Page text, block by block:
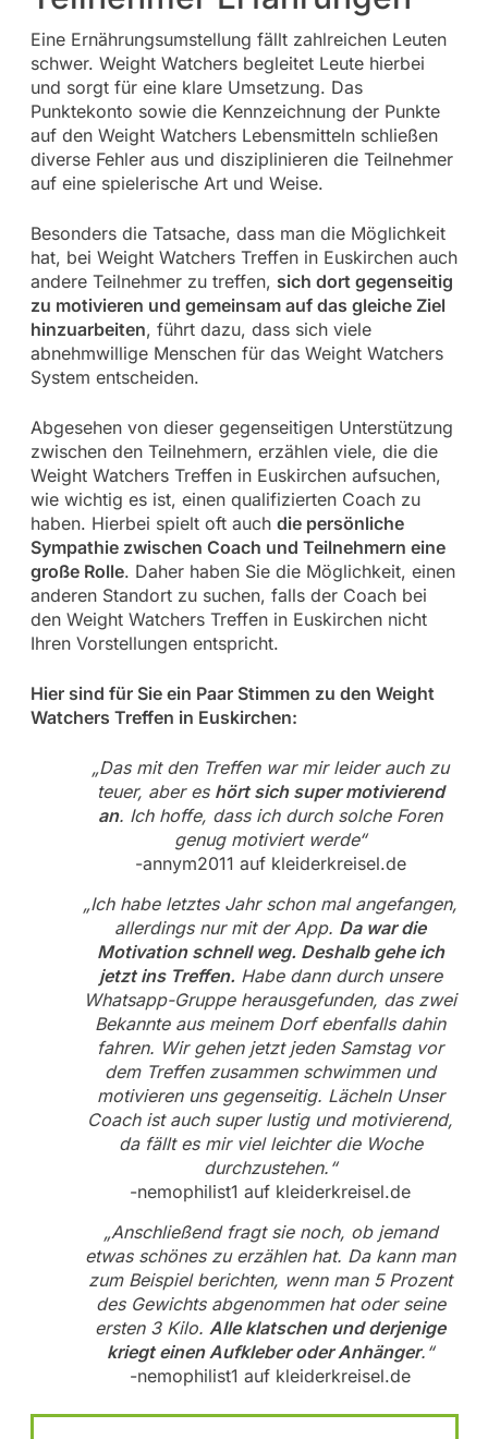
Eine Ernährungsumstellung fällt zahlreichen Leuten
schwer. Weight Watchers begleitet Leute hierbei
und sorgt für eine klare Umsetzung. Das
Punktekonto sowie die Kennzeichnung der Punkte
auf den Weight Watchers Lebensmitteln schließen
diverse Fehler aus und disziplinieren die Teilnehmer
auf eine spielerische Art und Weise.
Besonders die Tatsache, dass man die Möglichkeit
hat, bei Weight Watchers Treffen in Euskirchen auch
andere Teilnehmer zu treffen, sich dort gegenseitig
zu motivieren und gemeinsam auf das gleiche Ziel
hinzuarbeiten, führt dazu, dass sich viele
abnehmwillige Menschen für das Weight Watchers
System entscheiden.
Abgesehen von dieser gegenseitigen Unterstützung
zwischen den Teilnehmern, erzählen viele, die die
Weight Watchers Treffen in Euskirchen aufsuchen,
wie wichtig es ist, einen qualifizierten Coach zu
haben. Hierbei spielt oft auch die persönliche
Sympathie zwischen Coach und Teilnehmern eine
große Rolle. Daher haben Sie die Möglichkeit, einen
anderen Standort zu suchen, falls der Coach bei
den Weight Watchers Treffen in Euskirchen nicht
Ihren Vorstellungen entspricht.
Hier sind für Sie ein Paar Stimmen zu den Weight
Watchers Treffen in Euskirchen:
„Das mit den Treffen war mir leider auch zu
teuer, aber es hört sich super motivierend
an. Ich hoffe, dass ich durch solche Foren
genug motiviert werde“
-annym2011 auf kleiderkreisel.de
„Ich habe letztes Jahr schon mal angefangen,
allerdings nur mit der App. Da war die
Motivation schnell weg. Deshalb gehe ich
jetzt ins Treffen. Habe dann durch unsere
Whatsapp-Gruppe herausgefunden, das zwei
Bekannte aus meinem Dorf ebenfalls dahin
fahren. Wir gehen jetzt jeden Samstag vor
dem Treffen zusammen schwimmen und
motivieren uns gegenseitig. Lächeln Unser
Coach ist auch super lustig und motivierend,
da fällt es mir viel leichter die Woche
durchzustehen.“
-nemophilist1 auf kleiderkreisel.de
„Anschließend fragt sie noch, ob jemand
etwas schönes zu erzählen hat. Da kann man
zum Beispiel berichten, wenn man 5 Prozent
des Gewichts abgenommen hat oder seine
ersten 3 Kilo. Alle klatschen und derjenige
kriegt einen Aufkleber oder Anhänger.“
-nemophilist1 auf kleiderkreisel.de